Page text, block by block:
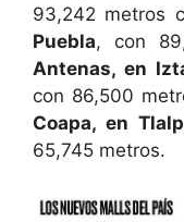
93,242 metros
Puebla, con
Antenas, en
con 86,500
Coapa, en
65,745 metros.